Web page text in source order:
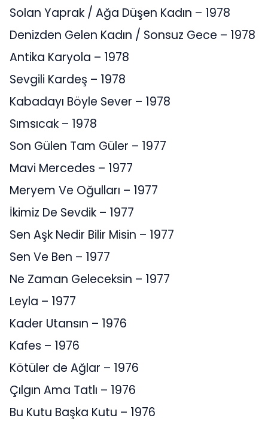
Solan Yaprak / Ağa Düşen Kadın – 1978
Denizden Gelen Kadın / Sonsuz Gece – 1978
Antika Karyola – 1978
Sevgili Kardeş – 1978
Kabadayı Böyle Sever – 1978
Sımsıcak – 1978
Son Gülen Tam Güler – 1977
Mavi Mercedes – 1977
Meryem Ve Oğulları – 1977
İkimiz De Sevdik – 1977
Sen Aşk Nedir Bilir Misin – 1977
Sen Ve Ben – 1977
Ne Zaman Geleceksin – 1977
Leyla – 1977
Kader Utansın – 1976
Kafes – 1976
Kötüler de Ağlar – 1976
Çılgın Ama Tatlı – 1976
Bu Kutu Başka Kutu – 1976